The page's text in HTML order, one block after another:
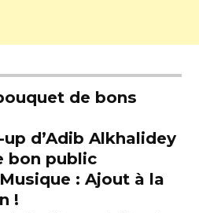
de bons
d’Adib Alkhalidey
bon public
: Ajout à la
!